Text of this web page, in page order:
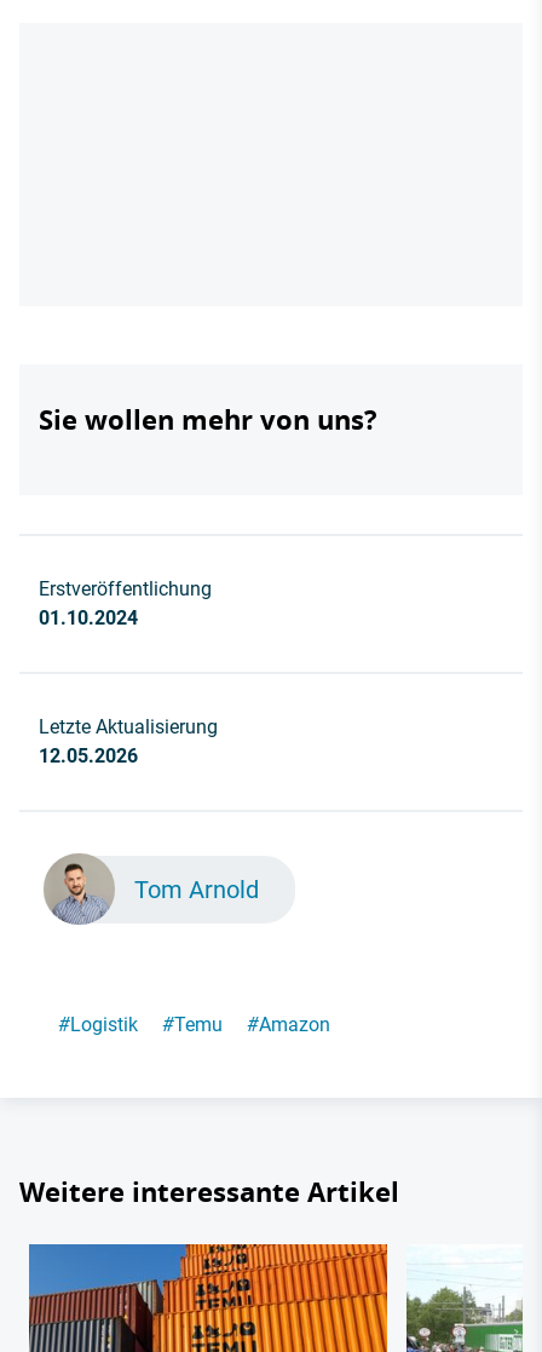
Sie wollen mehr von uns?
Erstveröffentlichung
01.10.2024
Letzte Aktualisierung
12.05.2026
Tom Arnold
#Logistik #Temu #Amazon
Weitere interessante Artikel